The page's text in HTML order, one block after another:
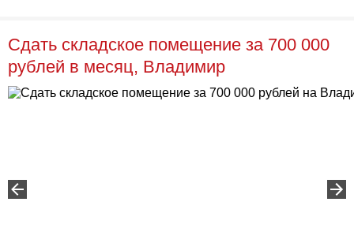
Сдать складское помещение за 700 000
рублей в месяц, Владимир